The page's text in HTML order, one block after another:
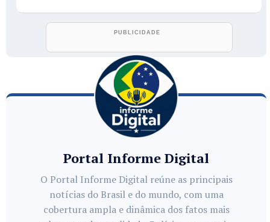
Portal Informe Digital
O Portal Informe Digital reúne as principais
notícias do Brasil e do mundo, com uma
cobertura ampla e dinâmica dos fatos mais